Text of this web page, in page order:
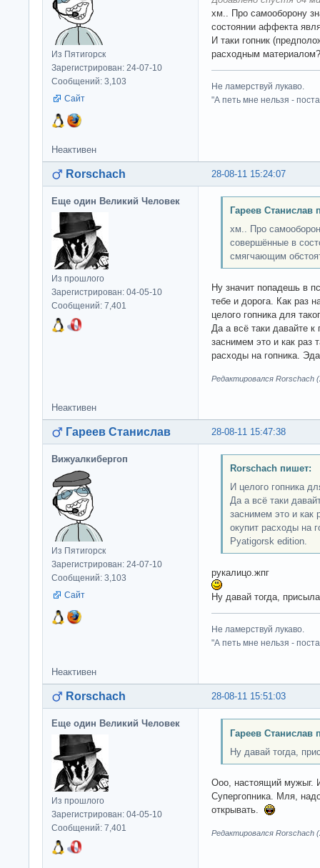
Из Пятигорск
Зарегистрирован: 24-07-10
Сообщений: 3,103
Сайт
хм.. Про самооборону
состоянии аффекта
И таки гопник
расходным материалом?
Не ламерствуй лукаво.
"А петь мне нельзя -
Неактивен
28-08-11 15:24:07
Rorschach
Еще один Великий Человек
Из прошлого
Зарегистрирован: 04-05-10
Сообщений: 7,401
Гареев Станислав
хм.. Про
совершённые в
смягчающим
Ну значит попадешь в
тебе и дорога. Как раз
целого гопника для
Да а всё таки давайте
заснимем это и как раз
расходы на гопника.
Редактировался Rorschach
Неактивен
28-08-11 15:47:38
Гареев Станислав
Вижуалкибергоп
Из Пятигорск
Зарегистрирован: 24-07-10
Сообщений: 3,103
Сайт
Rorschach пишет:
И целого гопника
Да а всё таки
заснимем это и как
окупит расходы на
Pyatigorsk edition.
рукалицо.жпг
Ну давай тогда,
Не ламерствуй лукаво.
"А петь мне нельзя -
Неактивен
28-08-11 15:51:03
Rorschach
Еще один Великий Человек
Из прошлого
Зарегистрирован: 04-05-10
Сообщений: 7,401
Гареев Станислав
Ну давай тогда,
Ооо, настоящий мужыг.
Супергопника. Мля,
открывать.
Редактировался Rorschach